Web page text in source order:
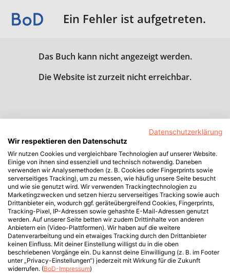
Ein Fehler ist aufgetreten.
Das Buch kann nicht angezeigt werden.
Die Website ist zurzeit nicht erreichbar.
Datenschutzerklärung
Wir respektieren den Datenschutz
Wir nutzen Cookies und vergleichbare Technologien auf unserer Website.
Einige von ihnen sind essenziell und technisch notwendig. Daneben
verwenden wir Analysemethoden (z. B. Cookies oder Fingerprints sowie
serverseitiges Tracking), um zu messen, wie häufig unsere Seite besucht
und wie sie genutzt wird. Wir verwenden Trackingtechnologien zu
Marketingzwecken und setzen hierzu serverseitiges Tracking sowie auch
Drittanbieter ein, wodurch ggf. geräteübergreifend Cookies, Fingerprints,
Tracking-Pixel, IP-Adressen sowie gehashte E-Mail-Adressen genutzt
werden. Auf unserer Seite betten wir zudem Drittinhalte von anderen
Anbietern ein (Video-Plattformen). Wir haben auf die weitere
Datenverarbeitung und ein etwaiges Tracking durch den Drittanbieter
keinen Einfluss. Mit deiner Einstellung willigst du in die oben
beschriebenen Vorgänge ein. Du kannst deine Einwilligung (z. B. im Footer
unter „Privacy-Einstellungen“) jederzeit mit Wirkung für die Zukunft
widerrufen. (BoD-Impressum)